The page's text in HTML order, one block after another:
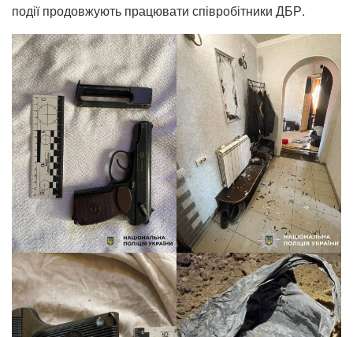
події продовжують працювати співробітники ДБР.